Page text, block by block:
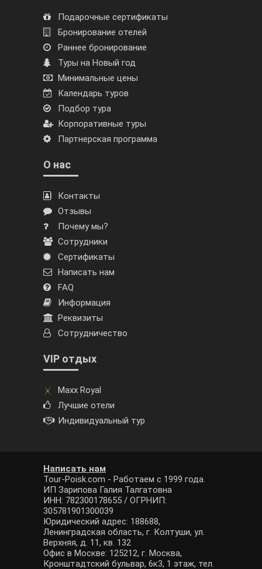
Подарочные сертификаты
Бронирование отелей
Раннее бронирование
Туры на Новый год
Минимальные цены
Календарь туров
Подбор тура
Корпоративные туры
Партнерская программа
О нас
Контакты
Отзывы
Почему мы?
Сотрудники
Сертификаты
Написать нам
FAQ
Информация
Реквизиты
Сотрудничество
VIP отдых
Maxx Royal
Лучшие отели
Индивидуальный тур
Написать нам
Tour-Poisk.com - Работаем с 1999 года.
ИП Зарипова Галия Талгатовна
ИНН: 782300178655 / ОГРНИП:
305781901300039
Юридический адрес: 188688,
Ленинградская область, г. Колтуши, ул.
Верхняя, д. 11, кв. 132
Офис в Москве: 125212, г. Москва,
Кронштадтский бульвар, 6к3, 1 этаж, тел.